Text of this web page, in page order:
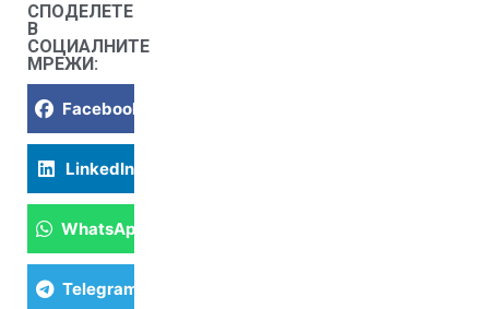
СПОДЕЛЕТЕ
В
СОЦИАЛНИТЕ
МРЕЖИ:
Facebook
LinkedIn
WhatsApp
Telegram